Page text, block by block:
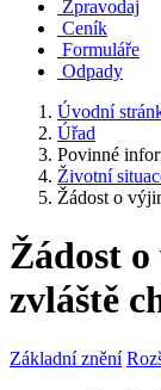
Zpravodaj
Ceník
Formuláře
Odpady
Úvodní
Úřad
Povinné
Životní
Žádost o
Žádost
zvláště
Základní znění